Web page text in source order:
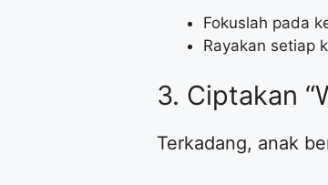
​Fokuslah pada
​Rayakan setiap
​3. Ciptakan
​Terkadang, anak